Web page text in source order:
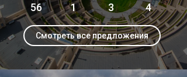
56 1 3 4
Смотреть все предложения